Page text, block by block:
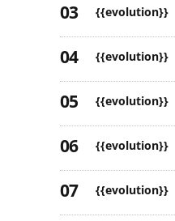
{{evolution}}
{{evolution}}
{{evolution}}
{{evolution}}
{{evolution}}